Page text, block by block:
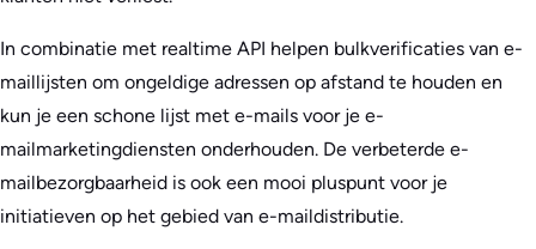
In combinatie met realtime API helpen bulkverificaties van e-
maillijsten om ongeldige adressen op afstand te houden en
kun je een schone lijst met e-mails voor je e-
mailmarketingdiensten onderhouden. De verbeterde e-
mailbezorgbaarheid is ook een mooi pluspunt voor je
initiatieven op het gebied van e-maildistributie.